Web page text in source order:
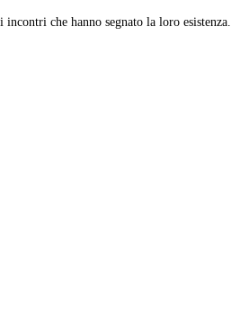
che hanno segnato la loro esistenza.